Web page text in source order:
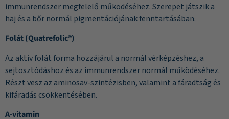
immunrendszer megfelelő működéséhez. Szerepet játszik a
haj és a bőr normál pigmentációjának fenntartásában.
Folát (Quatrefolic®)
Az aktív folát forma hozzájárul a normál vérképzéshez, a
sejtosztódáshoz és az immunrendszer normál működéséhez.
Részt vesz az aminosav-szintézisben, valamint a fáradtság és
kifáradás csökkentésében.
A-vitamin